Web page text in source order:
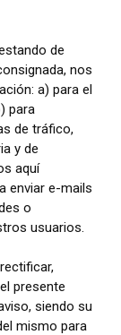
de
nos
a) para el
para
de tráfico,
y de
aquí
enviar e-mails
o
usuarios.
presente
siendo su
mismo para